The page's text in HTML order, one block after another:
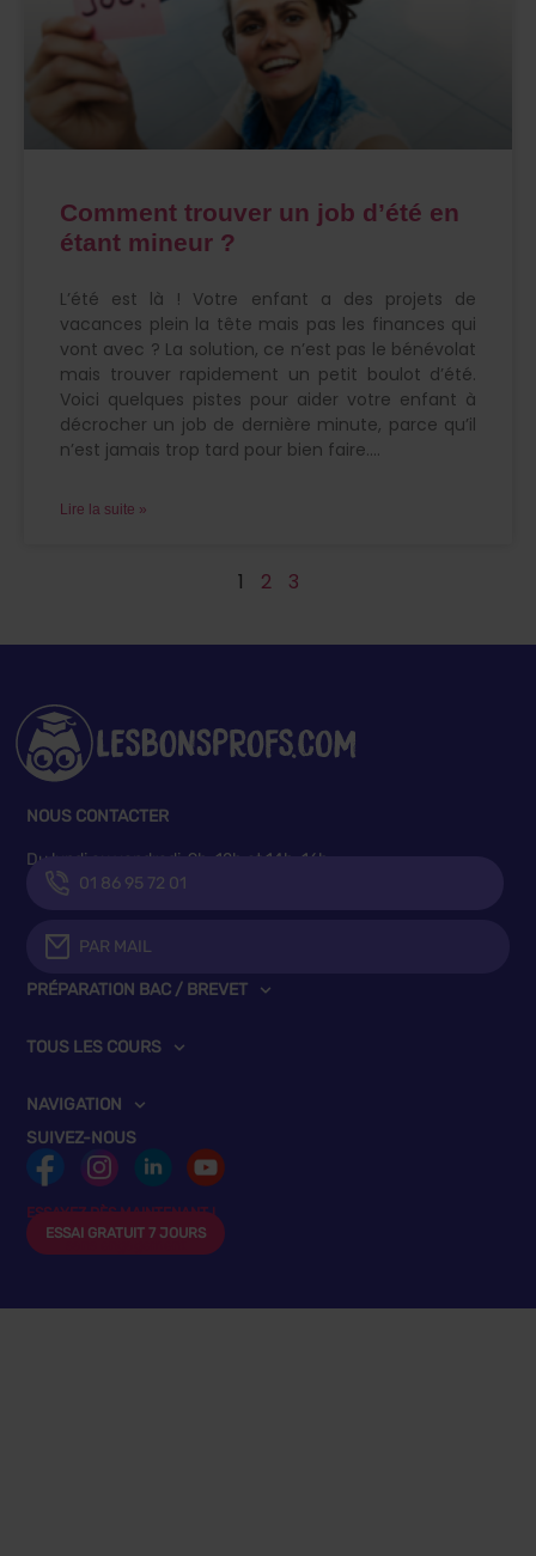
Comment trouver un job d’été en
étant mineur ?
L’été est là ! Votre enfant a des projets de
vacances plein la tête mais pas les finances qui
vont avec ? La solution, ce n’est pas le bénévolat
mais trouver rapidement un petit boulot d’été.
Voici quelques pistes pour aider votre enfant à
décrocher un job de dernière minute, parce qu’il
n’est jamais trop tard pour bien faire.
Lire la suite »
1 2 3
NOUS CONTACTER
Du lundi au vendredi, 9h-12h et 14h-16h
01 86 95 72 01
PAR MAIL
PRÉPARATION BAC / BREVET
TOUS LES COURS
NAVIGATION
SUIVEZ-NOUS
ESSAYEZ DÈS MAINTENANT !
ESSAI GRATUIT 7 JOURS